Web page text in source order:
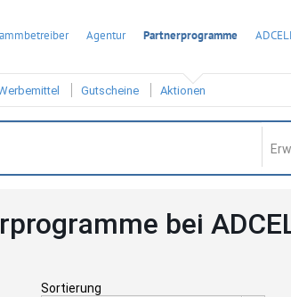
Agentur Partnerprogramme
Gutscheine Aktionen
bei
Sortierung